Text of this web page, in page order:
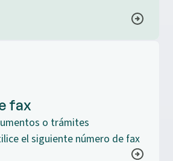
fax
o trámites
el siguiente número de fax